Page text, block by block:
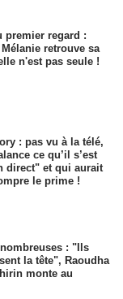
premier regard :
retrouve sa
n'est pas seule !
: pas vu à la télé,
ce qu’il s’est
direct" et qui aurait
le prime !
: "Ils
la tête", Raoudha
monte au